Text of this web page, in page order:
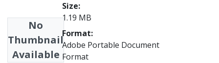
No
Thumbnail
Available
Size:
1.19 MB
Format:
Adobe Portable Document
Format